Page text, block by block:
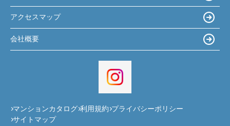
アクセスマップ
会社概要
マンションカタログ 利用規約 プライバシーポリシー
サイトマップ